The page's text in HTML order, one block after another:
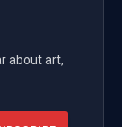
about art,